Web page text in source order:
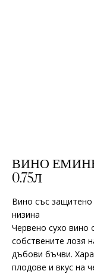
ВИНО
0.75Л
Вино със защитено
низина
Червено сухо вино
собствените лозя
дъбови бъчви.
плодове и вкус на